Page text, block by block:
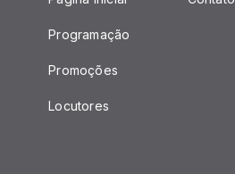
Programação
Promoções
Locutores